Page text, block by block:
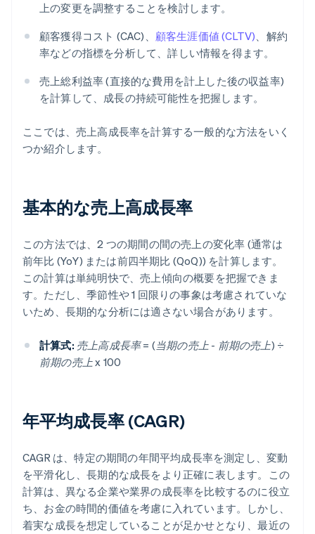
上の変更を調整することを検討します。
顧客獲得コスト (CAC)、 顧客生涯価値 (CLTV)、解約
率などの指標を分析して、詳しい情報を得ます。
売上総利益率 (直接的な費用を計上した後の収益率)
を計算して、成長の持続可能性を把握します。
ここでは、売上高成長率を計算する一般的な方法をいく
つか紹介します。
基本的な売上高成長率
この方法では、2 つの期間の間の売上の変化率 (通常は
前年比 (YoY) または前四半期比 (QoQ)) を計算します。
この計算は単純明快で、売上傾向の概要を把握できま
す。ただし、季節性や 1 回限りの事象は考慮されていな
いため、長期的な分析には適さない場合があります。
計算式: 売上高成長率 = (当期の売上 - 前期の売上) ÷
前期の売上 x 100
年平均成長率 (CAGR)
CAGR は、特定の期間の年間平均成長率を測定し、変動
を平滑化し、長期的な成長をより正確に表します。この
計算は、異なる企業や業界の成長率を比較するのに役立
ち、お金の時間的価値を考慮に入れています。しかし、
着実な成長を想定していることが足かせとなり、最近の